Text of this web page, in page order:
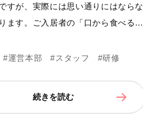
すが、実際には思い通りにはならな
ます。ご入居者の「口から食べる…
#運営本部 #スタッフ #研修
続きを読む